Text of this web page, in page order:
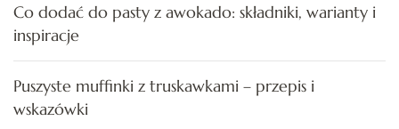
Co dodać do pasty z awokado: składniki, warianty i
inspiracje
Puszyste muffinki z truskawkami – przepis i
wskazówki